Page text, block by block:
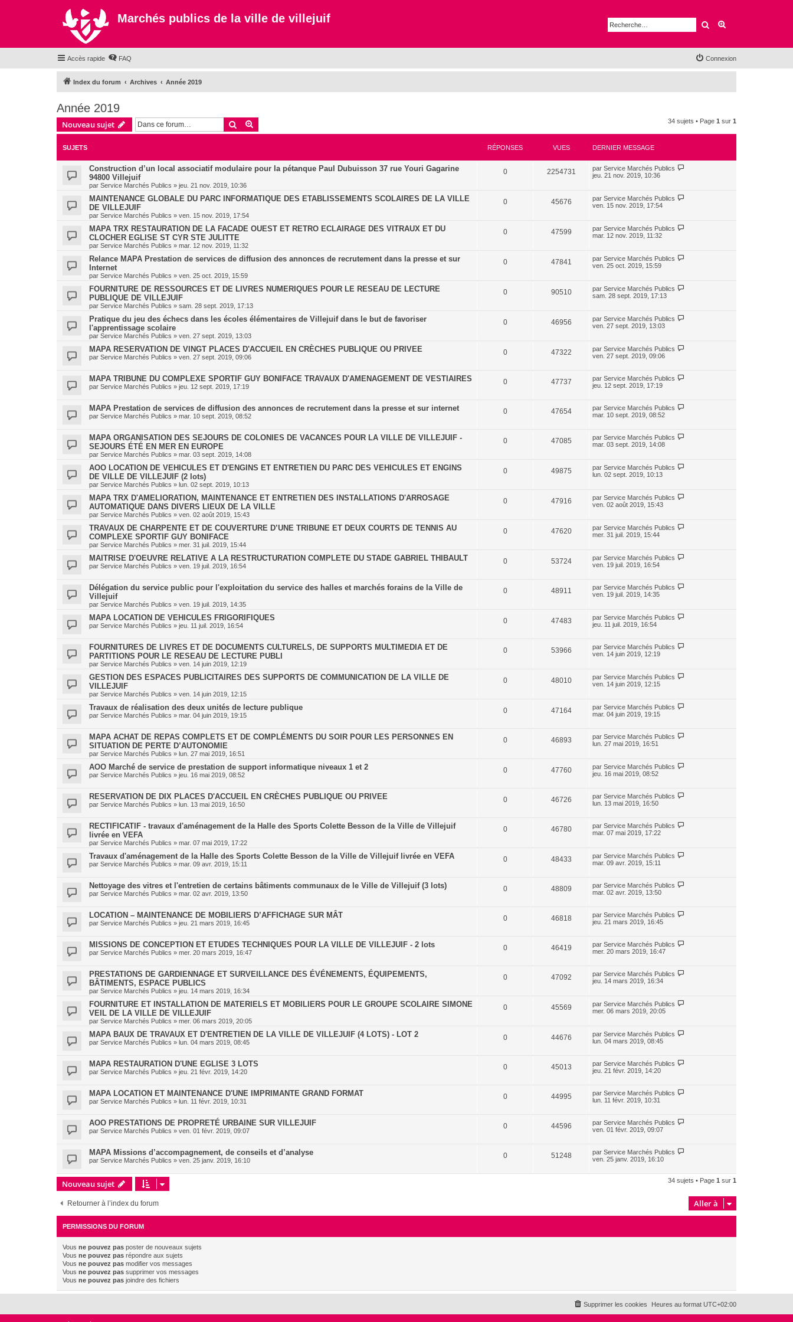
Marchés publics de la ville de villejuif Rechercher
Accès rapide FAQ Connexion
Index du forum Archives Année 2019
Année 2019
Nouveau sujet Rechercher 34 sujets • Page 1 sur 1
SUJETS RÉPONSES VUES DERNIER MESSAGE
Construction d’un local associatif modulaire pour la pétanque Paul Dubuisson 37 rue Youri Gagarine
94800 Villejuif
par Service Marchés Publics » jeu. 21 nov. 2019, 10:36
0 2254731 par Service Marchés Publics
jeu. 21 nov. 2019, 10:36
MAINTENANCE GLOBALE DU PARC INFORMATIQUE DES ETABLISSEMENTS SCOLAIRES DE LA VILLE
DE VILLEJUIF
par Service Marchés Publics » ven. 15 nov. 2019, 17:54
0 45676 par Service Marchés Publics
ven. 15 nov. 2019, 17:54
MAPA TRX RESTAURATION DE LA FACADE OUEST ET RETRO ECLAIRAGE DES VITRAUX ET DU
CLOCHER EGLISE ST CYR STE JULITTE
par Service Marchés Publics » mar. 12 nov. 2019, 11:32
0 47599 par Service Marchés Publics
mar. 12 nov. 2019, 11:32
Relance MAPA Prestation de services de diffusion des annonces de recrutement dans la presse et sur
Internet
par Service Marchés Publics » ven. 25 oct. 2019, 15:59
0 47841 par Service Marchés Publics
ven. 25 oct. 2019, 15:59
FOURNITURE DE RESSOURCES ET DE LIVRES NUMERIQUES POUR LE RESEAU DE LECTURE
PUBLIQUE DE VILLEJUIF
par Service Marchés Publics » sam. 28 sept. 2019, 17:13
0 90510 par Service Marchés Publics
sam. 28 sept. 2019, 17:13
Pratique du jeu des échecs dans les écoles élémentaires de Villejuif dans le but de favoriser
l'apprentissage scolaire
par Service Marchés Publics » ven. 27 sept. 2019, 13:03
0 46956 par Service Marchés Publics
ven. 27 sept. 2019, 13:03
MAPA RESERVATION DE VINGT PLACES D'ACCUEIL EN CRÈCHES PUBLIQUE OU PRIVEE
par Service Marchés Publics » ven. 27 sept. 2019, 09:06
0 47322 par Service Marchés Publics
ven. 27 sept. 2019, 09:06
MAPA TRIBUNE DU COMPLEXE SPORTIF GUY BONIFACE TRAVAUX D'AMENAGEMENT DE VESTIAIRES
par Service Marchés Publics » jeu. 12 sept. 2019, 17:19
0 47737 par Service Marchés Publics
jeu. 12 sept. 2019, 17:19
MAPA Prestation de services de diffusion des annonces de recrutement dans la presse et sur internet
par Service Marchés Publics » mar. 10 sept. 2019, 08:52
0 47654 par Service Marchés Publics
mar. 10 sept. 2019, 08:52
MAPA ORGANISATION DES SEJOURS DE COLONIES DE VACANCES POUR LA VILLE DE VILLEJUIF -
SEJOURS ÉTÉ EN MER EN EUROPE
par Service Marchés Publics » mar. 03 sept. 2019, 14:08
0 47085 par Service Marchés Publics
mar. 03 sept. 2019, 14:08
AOO LOCATION DE VEHICULES ET D'ENGINS ET ENTRETIEN DU PARC DES VEHICULES ET ENGINS
DE VILLE DE VILLEJUIF (2 lots)
par Service Marchés Publics » lun. 02 sept. 2019, 10:13
0 49875 par Service Marchés Publics
lun. 02 sept. 2019, 10:13
MAPA TRX D'AMELIORATION, MAINTENANCE ET ENTRETIEN DES INSTALLATIONS D'ARROSAGE
AUTOMATIQUE DANS DIVERS LIEUX DE LA VILLE
par Service Marchés Publics » ven. 02 août 2019, 15:43
0 47916 par Service Marchés Publics
ven. 02 août 2019, 15:43
TRAVAUX DE CHARPENTE ET DE COUVERTURE D’UNE TRIBUNE ET DEUX COURTS DE TENNIS AU
COMPLEXE SPORTIF GUY BONIFACE
par Service Marchés Publics » mer. 31 juil. 2019, 15:44
0 47620 par Service Marchés Publics
mer. 31 juil. 2019, 15:44
MAITRISE D'OEUVRE RELATIVE A LA RESTRUCTURATION COMPLETE DU STADE GABRIEL THIBAULT
par Service Marchés Publics » ven. 19 juil. 2019, 16:54
0 53724 par Service Marchés Publics
ven. 19 juil. 2019, 16:54
Délégation du service public pour l'exploitation du service des halles et marchés forains de la Ville de
Villejuif
par Service Marchés Publics » ven. 19 juil. 2019, 14:35
0 48911 par Service Marchés Publics
ven. 19 juil. 2019, 14:35
MAPA LOCATION DE VEHICULES FRIGORIFIQUES
par Service Marchés Publics » jeu. 11 juil. 2019, 16:54
0 47483 par Service Marchés Publics
jeu. 11 juil. 2019, 16:54
FOURNITURES DE LIVRES ET DE DOCUMENTS CULTURELS, DE SUPPORTS MULTIMEDIA ET DE
PARTITIONS POUR LE RESEAU DE LECTURE PUBLI
par Service Marchés Publics » ven. 14 juin 2019, 12:19
0 53966 par Service Marchés Publics
ven. 14 juin 2019, 12:19
GESTION DES ESPACES PUBLICITAIRES DES SUPPORTS DE COMMUNICATION DE LA VILLE DE
VILLEJUIF
par Service Marchés Publics » ven. 14 juin 2019, 12:15
0 48010 par Service Marchés Publics
ven. 14 juin 2019, 12:15
Travaux de réalisation des deux unités de lecture publique
par Service Marchés Publics » mar. 04 juin 2019, 19:15
0 47164 par Service Marchés Publics
mar. 04 juin 2019, 19:15
MAPA ACHAT DE REPAS COMPLETS ET DE COMPLÉMENTS DU SOIR POUR LES PERSONNES EN
SITUATION DE PERTE D’AUTONOMIE
par Service Marchés Publics » lun. 27 mai 2019, 16:51
0 46893 par Service Marchés Publics
lun. 27 mai 2019, 16:51
AOO Marché de service de prestation de support informatique niveaux 1 et 2
par Service Marchés Publics » jeu. 16 mai 2019, 08:52
0 47760 par Service Marchés Publics
jeu. 16 mai 2019, 08:52
RESERVATION DE DIX PLACES D'ACCUEIL EN CRÈCHES PUBLIQUE OU PRIVEE
par Service Marchés Publics » lun. 13 mai 2019, 16:50
0 46726 par Service Marchés Publics
lun. 13 mai 2019, 16:50
RECTIFICATIF - travaux d'aménagement de la Halle des Sports Colette Besson de la Ville de Villejuif
livrée en VEFA
par Service Marchés Publics » mar. 07 mai 2019, 17:22
0 46780 par Service Marchés Publics
mar. 07 mai 2019, 17:22
Travaux d'aménagement de la Halle des Sports Colette Besson de la Ville de Villejuif livrée en VEFA
par Service Marchés Publics » mar. 09 avr. 2019, 15:11
0 48433 par Service Marchés Publics
mar. 09 avr. 2019, 15:11
Nettoyage des vitres et l'entretien de certains bâtiments communaux de le Ville de Villejuif (3 lots)
par Service Marchés Publics » mar. 02 avr. 2019, 13:50
0 48809 par Service Marchés Publics
mar. 02 avr. 2019, 13:50
LOCATION – MAINTENANCE DE MOBILIERS D’AFFICHAGE SUR MÂT
par Service Marchés Publics » jeu. 21 mars 2019, 16:45
0 46818 par Service Marchés Publics
jeu. 21 mars 2019, 16:45
MISSIONS DE CONCEPTION ET ETUDES TECHNIQUES POUR LA VILLE DE VILLEJUIF - 2 lots
par Service Marchés Publics » mer. 20 mars 2019, 16:47
0 46419 par Service Marchés Publics
mer. 20 mars 2019, 16:47
PRESTATIONS DE GARDIENNAGE ET SURVEILLANCE DES ÉVÉNEMENTS, ÉQUIPEMENTS,
BÂTIMENTS, ESPACE PUBLICS
par Service Marchés Publics » jeu. 14 mars 2019, 16:34
0 47092 par Service Marchés Publics
jeu. 14 mars 2019, 16:34
FOURNITURE ET INSTALLATION DE MATERIELS ET MOBILIERS POUR LE GROUPE SCOLAIRE SIMONE
VEIL DE LA VILLE DE VILLEJUIF
par Service Marchés Publics » mer. 06 mars 2019, 20:05
0 45569 par Service Marchés Publics
mer. 06 mars 2019, 20:05
MAPA BAUX DE TRAVAUX ET D'ENTRETIEN DE LA VILLE DE VILLEJUIF (4 LOTS) - LOT 2
par Service Marchés Publics » lun. 04 mars 2019, 08:45
0 44676 par Service Marchés Publics
lun. 04 mars 2019, 08:45
MAPA RESTAURATION D'UNE EGLISE 3 LOTS
par Service Marchés Publics » jeu. 21 févr. 2019, 14:20
0 45013 par Service Marchés Publics
jeu. 21 févr. 2019, 14:20
MAPA LOCATION ET MAINTENANCE D'UNE IMPRIMANTE GRAND FORMAT
par Service Marchés Publics » lun. 11 févr. 2019, 10:31
0 44995 par Service Marchés Publics
lun. 11 févr. 2019, 10:31
AOO PRESTATIONS DE PROPRETÉ URBAINE SUR VILLEJUIF
par Service Marchés Publics » ven. 01 févr. 2019, 09:07
0 44596 par Service Marchés Publics
ven. 01 févr. 2019, 09:07
MAPA Missions d’accompagnement, de conseils et d’analyse
par Service Marchés Publics » ven. 25 janv. 2019, 16:10
0 51248 par Service Marchés Publics
ven. 25 janv. 2019, 16:10
Nouveau sujet 34 sujets • Page 1 sur 1
Retourner à l’index du forum Aller à
PERMISSIONS DU FORUM
Vous ne pouvez pas poster de nouveaux sujets
Vous ne pouvez pas répondre aux sujets
Vous ne pouvez pas modifier vos messages
Vous ne pouvez pas supprimer vos messages
Vous ne pouvez pas joindre des fichiers
Heures au format UTC+02:00
Supprimer les cookies